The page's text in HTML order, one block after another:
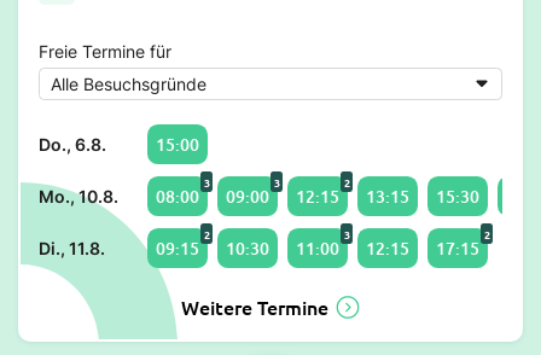
Freie Termine für
Do., 6.8. 15:00
Mo., 10.8. 08:00
3
09:00
3
12:15
2
13:15 15:30
Di., 11.8. 09:15
2
10:30 11:00
3
12:15 17:15
2
Weitere Termine